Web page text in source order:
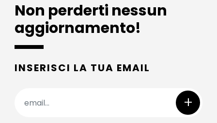
Non perderti nessun
aggiornamento!
INSERISCI LA TUA EMAIL
+